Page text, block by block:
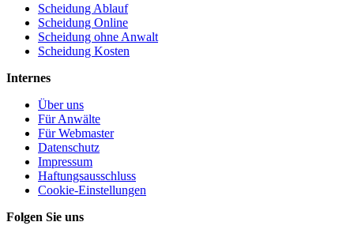
Scheidung Ablauf
Scheidung Online
Scheidung ohne Anwalt
Scheidung Kosten
Internes
Über uns
Für Anwälte
Für Webmaster
Datenschutz
Impressum
Haftungsausschluss
Cookie-Einstellungen
Folgen Sie uns